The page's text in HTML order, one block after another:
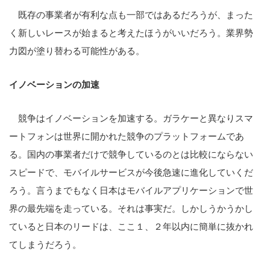
既存の事業者が有利な点も一部ではあるだろうが、まった
く新しいレースが始まると考えたほうがいいだろう。業界勢
力図が塗り替わる可能性がある。
イノベーションの加速
競争はイノベーションを加速する。ガラケーと異なりスマ
ートフォンは世界に開かれた競争のプラットフォームであ
る。国内の事業者だけで競争しているのとは比較にならない
スピードで、モバイルサービスが今後急速に進化していくだ
ろう。言うまでもなく日本はモバイルアプリケーションで世
界の最先端を走っている。それは事実だ。しかしうかうかし
ていると日本のリードは、ここ１、２年以内に簡単に抜かれ
てしまうだろう。